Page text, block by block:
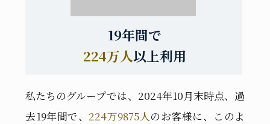
19年間で
224万人以上利用
私たちのグループでは、2024年10月末時点、過
去19年間で、 224万9875人のお客様に、このよ